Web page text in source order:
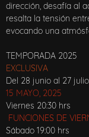
dirección, desafía al
resalta la tensión
evocando una
EXCLUSIVA
Del 28
15 MAYO, 2025
FUNCIONES DE
Sábado 19:00 hrs